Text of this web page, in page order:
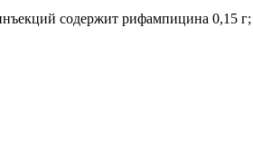
содержит рифампицина 0,15